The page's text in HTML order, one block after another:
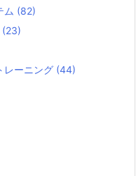
ム (82)
(23)
レーニング (44)